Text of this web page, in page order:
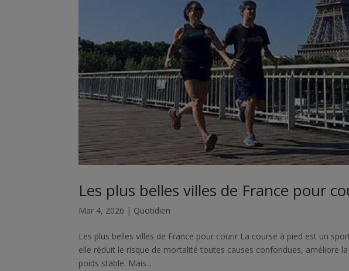
Les plus belles villes de France pour
Mar 4, 2026 | Quotidien
Les plus belles villes de France pour courir La course à pied est un
elle réduit le risque de mortalité toutes causes confondues, améliore
poids stable. Mais...